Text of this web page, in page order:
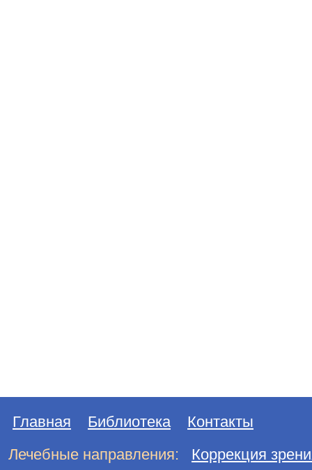
Главная Библиотека
Контакты
Лечебные направления:
Коррекция